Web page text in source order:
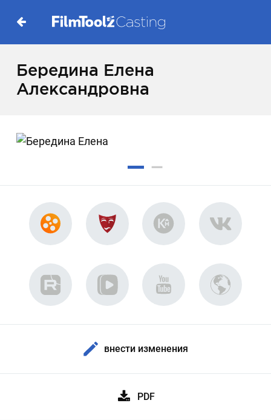
Бередина Елена
Александровна
внести изменения
PDF